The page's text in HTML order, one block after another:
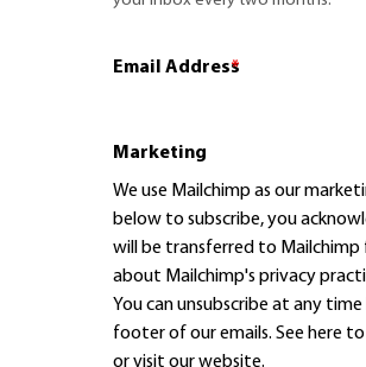
Email Address
*
Marketing
We use Mailchimp as our
below to subscribe, you
will be transferred to Mailchimp
about Mailchimp's privacy
You can unsubscribe at any
footer of our emails. See here
or visit our website.